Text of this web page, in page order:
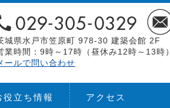
城県水戸市笠原町 978-30 建築会館 2F
業時間：9時～17時（昼休み12時～13時）
ールで問い合わせ
役立ち情報 アクセス